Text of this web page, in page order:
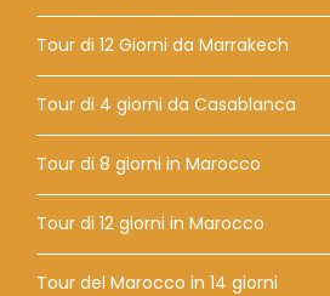
Tour di 12 Giorni da Marrakech
Tour di 4 giorni da Casablanca
Tour di 8 giorni in Marocco
Tour di 12 giorni in Marocco
Tour del Marocco in 14 giorni